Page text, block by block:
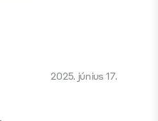
2025. június 17.